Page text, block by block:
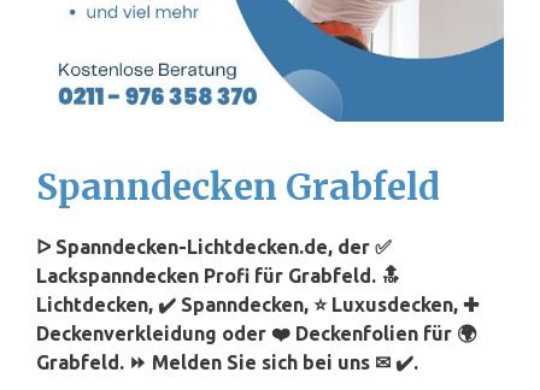
Spanndecken Grabfeld
ᐅ Spanndecken-Lichtdecken.de, der ✅
Lackspanndecken Profi für Grabfeld. 🔝
Lichtdecken, ✔️ Spanndecken, ⭐ Luxusdecken, ✚
Deckenverkleidung oder ❤️ Deckenfolien für 🌍
Grabfeld. ⏩ Melden Sie sich bei uns ✉ ✔️.